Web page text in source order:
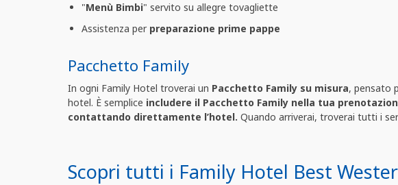
"Menù Bimbi" servito su allegre tovagliette
Assistenza per preparazione prime pappe
Pacchetto Family
In ogni Family Hotel troverai un Pacchetto Family su misura, pensato
hotel. È semplice includere il Pacchetto Family nella tua
contattando direttamente l’hotel. Quando arriverai, troverai tutti i
Scopri tutti i Family Hotel Best